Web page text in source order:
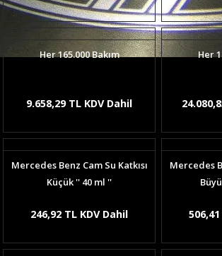
Her 165.000 Bakım
9.658,29 TL KDV Dahil
Her
Mercedes Benz Cam Su Katkısı
Küçük '' 40 ml ''
246,92 TL KDV Dahil
Mercedes